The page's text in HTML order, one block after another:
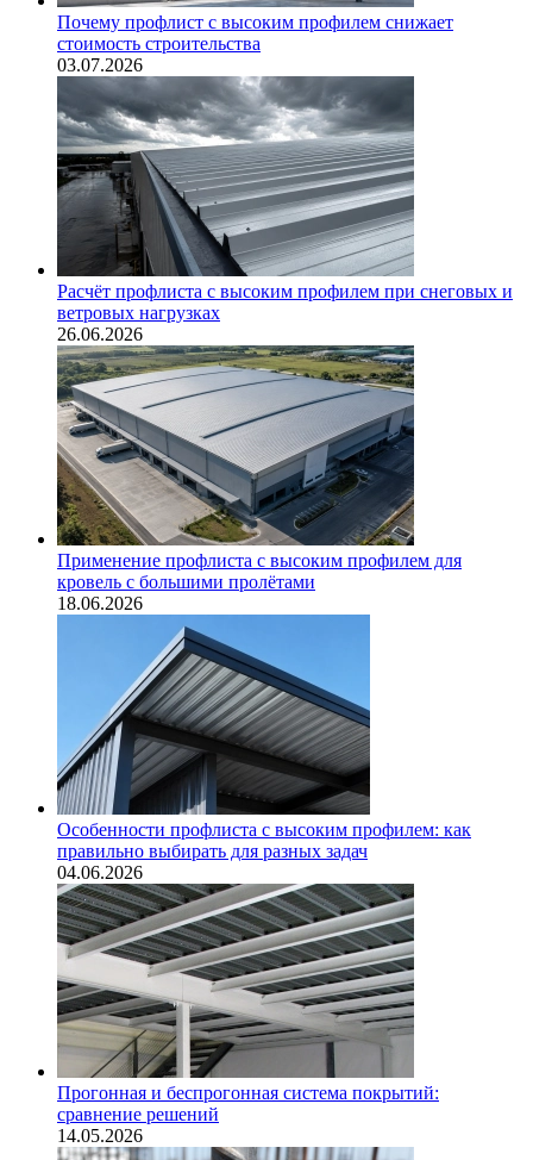
Почему профлист с высоким профилем снижает
стоимость строительства
03.07.2026
Расчёт профлиста с высоким профилем при снеговых и
ветровых нагрузках
26.06.2026
Применение профлиста с высоким профилем для
кровель с большими пролётами
18.06.2026
Особенности профлиста с высоким профилем: как
правильно выбирать для разных задач
04.06.2026
Прогонная и беспрогонная система покрытий:
сравнение решений
14.05.2026